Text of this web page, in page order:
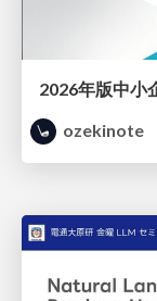
2026年版中小
ozekinote